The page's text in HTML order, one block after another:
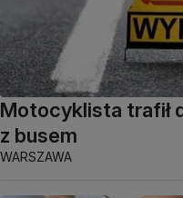
Motocyklista trafił
z busem
WARSZAWA